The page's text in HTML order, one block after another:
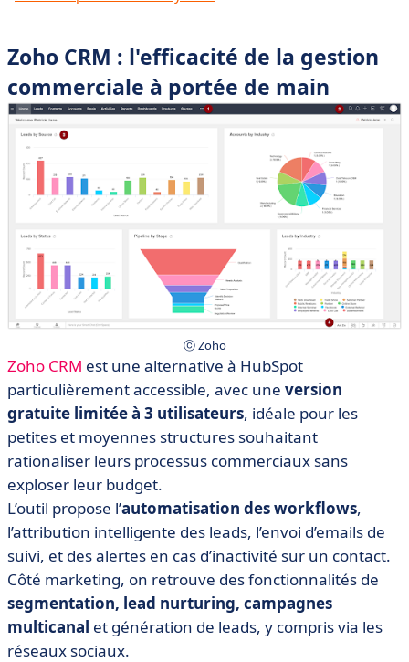
Zoho CRM : l'efficacité de la gestion
commerciale à portée de main
ⓒ Zoho
Zoho CRM est une alternative à HubSpot
particulièrement accessible, avec une version
gratuite limitée à 3 utilisateurs, idéale pour les
petites et moyennes structures souhaitant
rationaliser leurs processus commerciaux sans
exploser leur budget.
L’outil propose l’automatisation des workflows,
l’attribution intelligente des leads, l’envoi d’emails de
suivi, et des alertes en cas d’inactivité sur un contact.
Côté marketing, on retrouve des fonctionnalités de
segmentation, lead nurturing, campagnes
multicanal et génération de leads, y compris via les
réseaux sociaux.